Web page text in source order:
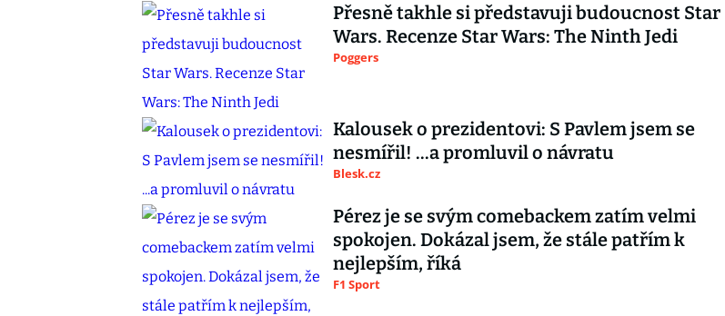
Přesně takhle si představuji budoucnost Star
Wars. Recenze Star Wars: The Ninth Jedi
Poggers
Kalousek o prezidentovi: S Pavlem jsem se
nesmířil! ...a promluvil o návratu
Blesk.cz
Pérez je se svým comebackem zatím velmi
spokojen. Dokázal jsem, že stále patřím k
nejlepším, říká
F1 Sport